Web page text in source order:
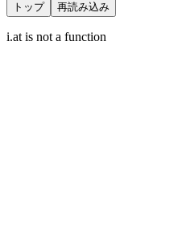
トップ 再読み込み
i.at is not a function